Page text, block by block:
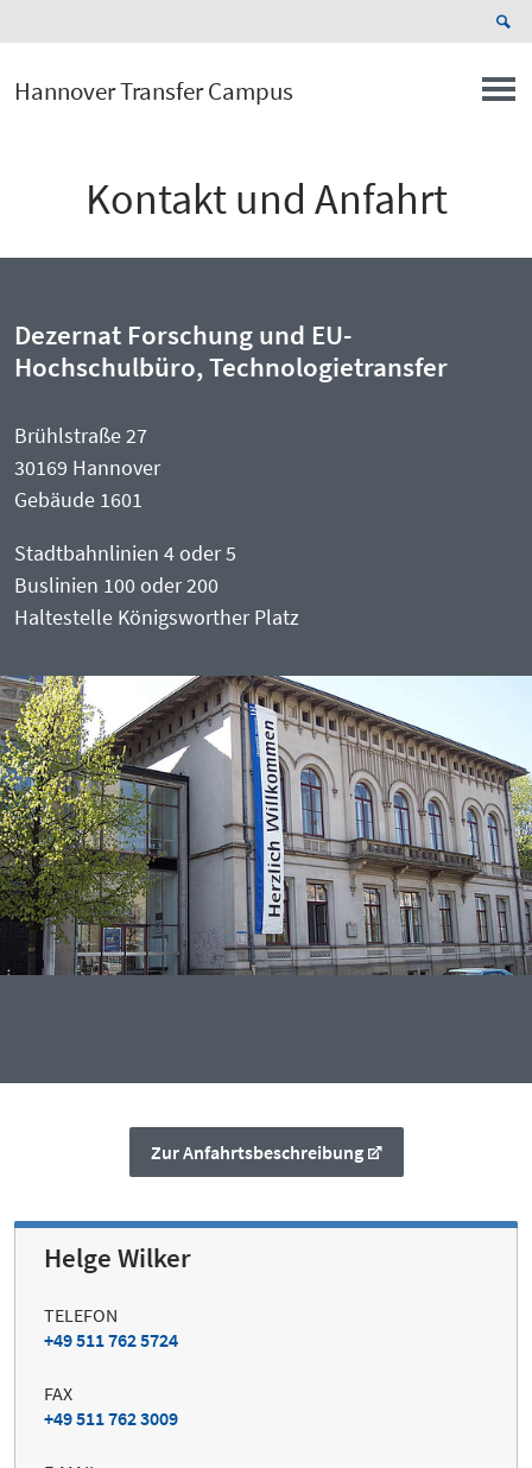
Hannover Transfer Campus
Kontakt und Anfahrt
Dezernat Forschung und EU-
Hochschulbüro, Technologietransfer
Brühlstraße 27
30169 Hannover
Gebäude 1601
Stadtbahnlinien 4 oder 5
Buslinien 100 oder 200
Haltestelle Königsworther Platz
Zur Anfahrtsbeschreibung
Helge Wilker
TELEFON
+49 511 762 5724
FAX
+49 511 762 3009